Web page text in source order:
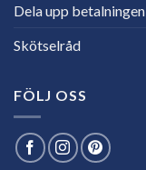
Dela upp betalningen
Skötselråd
FÖLJ OSS